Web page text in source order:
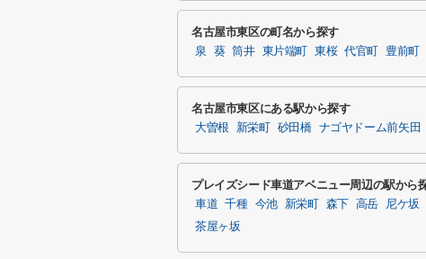
名古屋市東区の町名から探す
泉 葵 筒井 東片端町 東桜 代官町 豊前町
名古屋市東区にある駅から探す
大曽根 新栄町 砂田橋 ナゴヤドーム前矢田
プレイズシード車道アベニュー周辺の駅から
車道 千種 今池 新栄町 森下 高岳 尼ケ坂
茶屋ヶ坂